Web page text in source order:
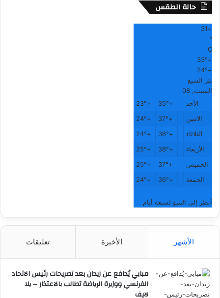
حالة الطقس
+
31
°
C
+
33°
+
24°
بئر السبع
السبت, 08
الأحد
+
35°
+
23°
الاثنين
+
37°
+
24°
الثلاثاء
+
36°
+
24°
الأربعاء
+
38°
+
25°
الخميس
+
37°
+
25°
الجمعة
+
36°
+
24°
أنظر إلى التنبؤ لسبعة أيام
الأشهر الأخيرة تعليقات
مبابي يُدافع عن زيدان بعد تصريحات رئيس الاتحاد
الفرنسي ووزيرة الرياضة تطالب بالاعتذار – يلا
لايف